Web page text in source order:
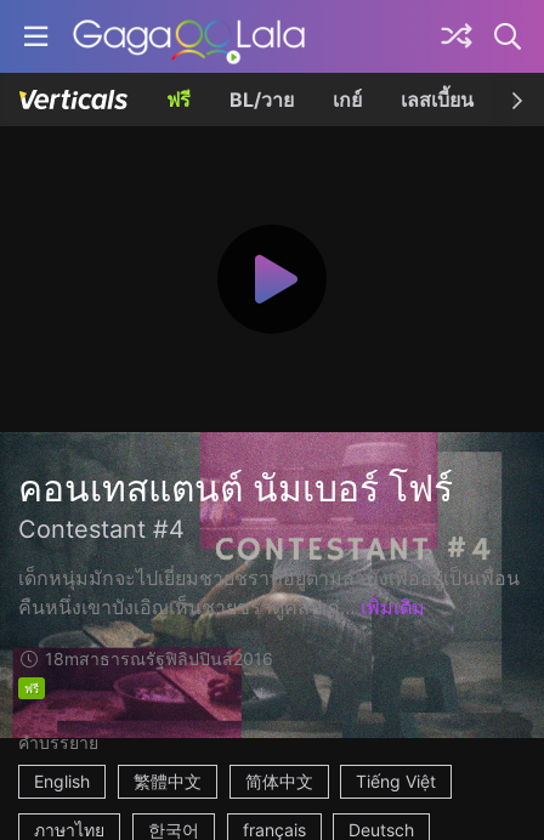
ฟรี BL/วาย เกย์ เลสเบี้ยน เค
คอนเทสแตนต์ นัมเบอร์ โฟร์
Contestant #4
เด็กหนุ่มมักจะไปเยี่ยมชายชราที่อยู่ตามลำพังเพื่ออยู่เป็นเพื่อน
คืนหนึ่งเขาบังเอิญเห็นชายชราดูคลิปเก่... เพิ่มเติม
18mสาธารณรัฐฟิลิปปินส์2016
ฟรี
คำบรรยาย
English
繁體中文 简体中文 Tiếng Việt
ภาษาไทย 한국어 français Deutsch